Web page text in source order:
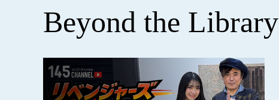
Beyond the Library